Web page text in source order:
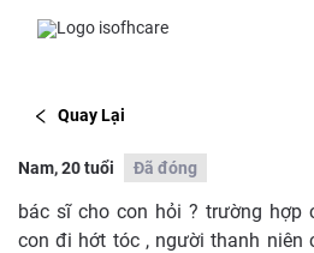
Quay Lại
Nam, 20 tuổi Đã đóng
bác sĩ cho con hỏi ? trường hợp
con đi hớt tóc , người thanh niên